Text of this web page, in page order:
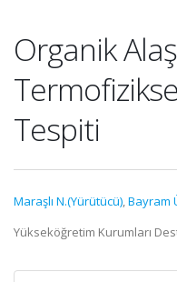
Organik
Tespiti
Maraşlı N.(Yürütücü),Bayram
Yükseköğretim Kurumları